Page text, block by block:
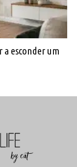
a esconder um